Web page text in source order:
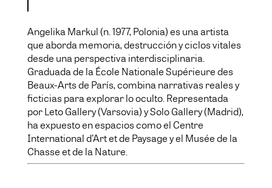
Angelika Markul (n. 1977, Polonia) es una artista
que aborda memoria, destrucción y ciclos vitales
desde una perspectiva interdisciplinaria.
Graduada de la École Nationale Supérieure des
Beaux-Arts de París, combina narrativas reales y
ficticias para explorar lo oculto. Representada
por Leto Gallery (Varsovia) y Solo Gallery (Madrid),
ha expuesto en espacios como el Centre
International d’Art et de Paysage y el Musée de la
Chasse et de la Nature.